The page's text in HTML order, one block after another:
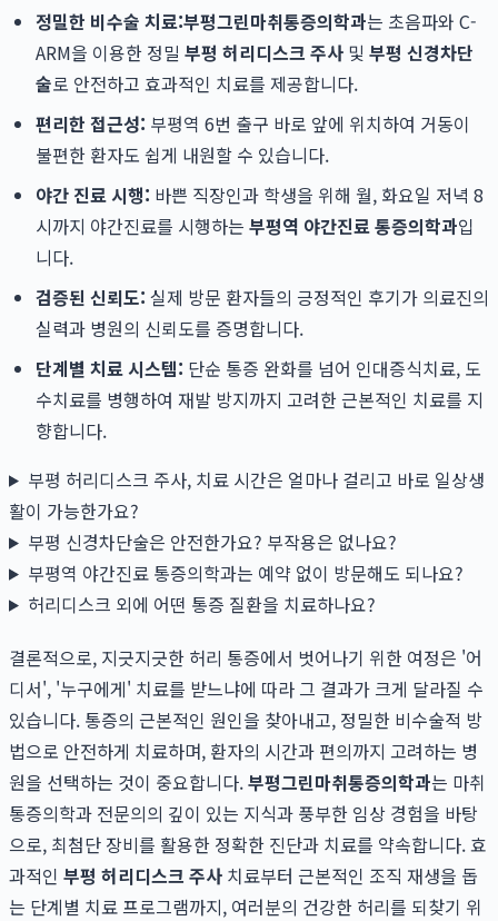
정밀한 비수술 치료:부평그린마취통증의학과는 초음파와 C-
ARM을 이용한 정밀 부평 허리디스크 주사 및 부평 신경차단
술로 안전하고 효과적인 치료를 제공합니다.
편리한 접근성: 부평역 6번 출구 바로 앞에 위치하여 거동이
불편한 환자도 쉽게 내원할 수 있습니다.
야간 진료 시행: 바쁜 직장인과 학생을 위해 월, 화요일 저녁 8
시까지 야간진료를 시행하는 부평역 야간진료 통증의학과입
니다.
검증된 신뢰도: 실제 방문 환자들의 긍정적인 후기가 의료진의
실력과 병원의 신뢰도를 증명합니다.
단계별 치료 시스템: 단순 통증 완화를 넘어 인대증식치료, 도
수치료를 병행하여 재발 방지까지 고려한 근본적인 치료를 지
향합니다.
부평 허리디스크 주사, 치료 시간은 얼마나 걸리고 바로 일상생
활이 가능한가요?
부평 신경차단술은 안전한가요? 부작용은 없나요?
부평역 야간진료 통증의학과는 예약 없이 방문해도 되나요?
허리디스크 외에 어떤 통증 질환을 치료하나요?
결론적으로, 지긋지긋한 허리 통증에서 벗어나기 위한 여정은 '어
디서', '누구에게' 치료를 받느냐에 따라 그 결과가 크게 달라질 수
있습니다. 통증의 근본적인 원인을 찾아내고, 정밀한 비수술적 방
법으로 안전하게 치료하며, 환자의 시간과 편의까지 고려하는 병
원을 선택하는 것이 중요합니다.부평그린마취통증의학과는 마취
통증의학과 전문의의 깊이 있는 지식과 풍부한 임상 경험을 바탕
으로, 최첨단 장비를 활용한 정확한 진단과 치료를 약속합니다. 효
과적인 부평 허리디스크 주사 치료부터 근본적인 조직 재생을 돕
는 단계별 치료 프로그램까지, 여러분의 건강한 허리를 되찾기 위